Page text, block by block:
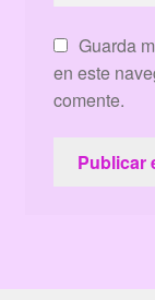
Guarda
en este
comente.